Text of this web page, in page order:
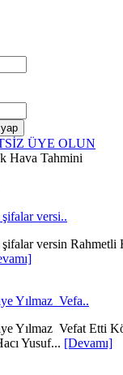
ÜYE OLUN
Hava Tahmini
şifalar versi..
versin Rahmetli
Yılmaz Vefa..
Yılmaz Vefat Etti
Yusuf... [Devamı]